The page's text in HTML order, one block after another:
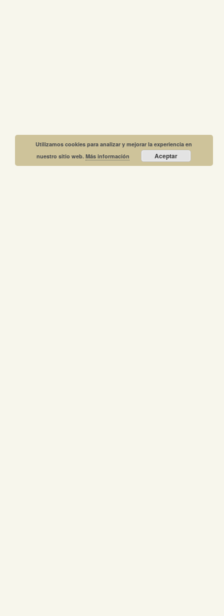
Utilizamos cookies para analizar y mejorar la experiencia en
nuestro sitio web.Más información Aceptar